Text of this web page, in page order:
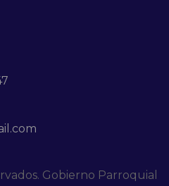
Gobierno Parroquial